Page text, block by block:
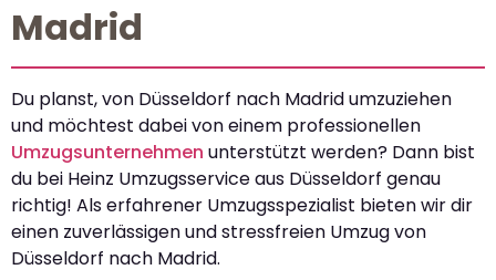
Madrid
Du planst, von Düsseldorf nach Madrid umzuziehen
und möchtest dabei von einem professionellen
Umzugsunternehmen unterstützt werden? Dann bist
du bei Heinz Umzugsservice aus Düsseldorf genau
richtig! Als erfahrener Umzugsspezialist bieten wir dir
einen zuverlässigen und stressfreien Umzug von
Düsseldorf nach Madrid.